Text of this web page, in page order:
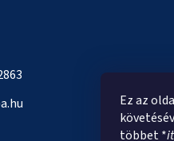
Ez az
többet *